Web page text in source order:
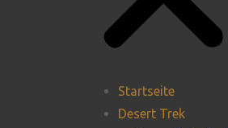
Startseite
Desert Trek